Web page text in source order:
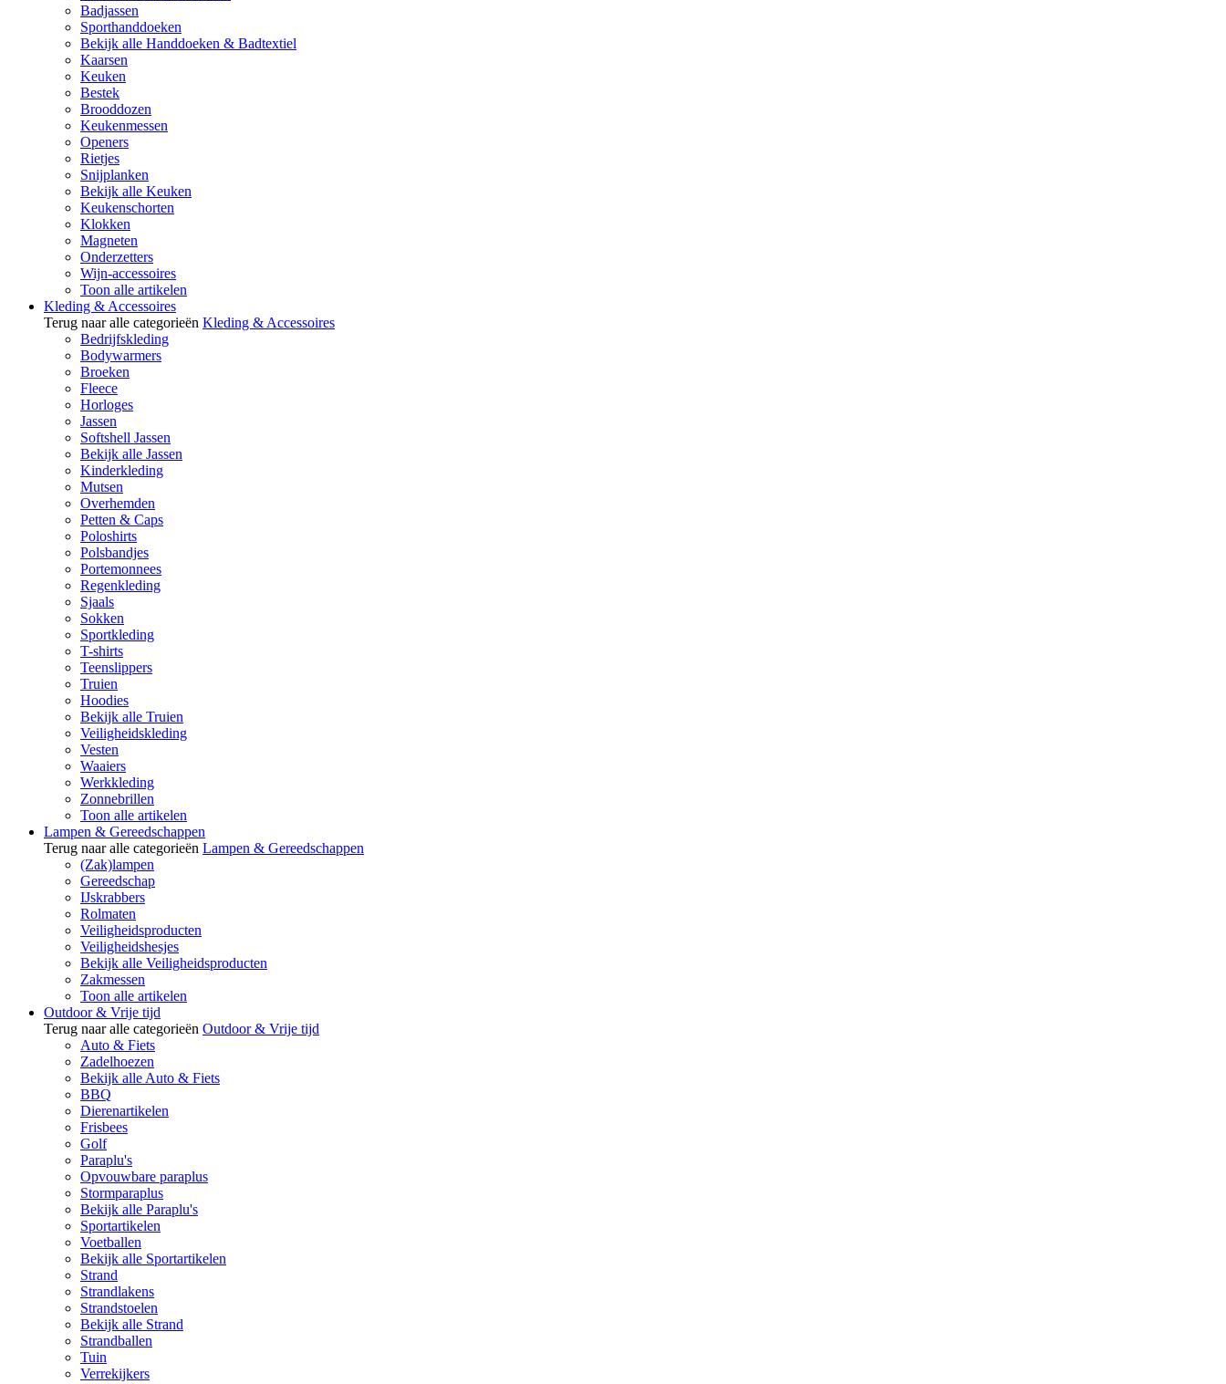
Badjassen
Sporthanddoeken
Bekijk alle Handdoeken & Badtextiel
Kaarsen
Keuken
Bestek
Brooddozen
Keukenmessen
Openers
Rietjes
Snijplanken
Bekijk alle Keuken
Keukenschorten
Klokken
Magneten
Onderzetters
Wijn-accessoires
Toon alle artikelen
Kleding & Accessoires
Terug naar alle categorieën Kleding & Accessoires
Bedrijfskleding
Bodywarmers
Broeken
Fleece
Horloges
Jassen
Softshell Jassen
Bekijk alle Jassen
Kinderkleding
Mutsen
Overhemden
Petten & Caps
Poloshirts
Polsbandjes
Portemonnees
Regenkleding
Sjaals
Sokken
Sportkleding
T-shirts
Teenslippers
Truien
Hoodies
Bekijk alle Truien
Veiligheidskleding
Vesten
Waaiers
Werkkleding
Zonnebrillen
Toon alle artikelen
Lampen & Gereedschappen
Terug naar alle categorieën Lampen & Gereedschappen
(Zak)lampen
Gereedschap
IJskrabbers
Rolmaten
Veiligheidsproducten
Veiligheidshesjes
Bekijk alle Veiligheidsproducten
Zakmessen
Toon alle artikelen
Outdoor & Vrije tijd
Terug naar alle categorieën Outdoor & Vrije tijd
Auto & Fiets
Zadelhoezen
Bekijk alle Auto & Fiets
BBQ
Dierenartikelen
Frisbees
Golf
Paraplu's
Opvouwbare paraplus
Stormparaplus
Bekijk alle Paraplu's
Sportartikelen
Voetballen
Bekijk alle Sportartikelen
Strand
Strandlakens
Strandstoelen
Bekijk alle Strand
Strandballen
Tuin
Verrekijkers